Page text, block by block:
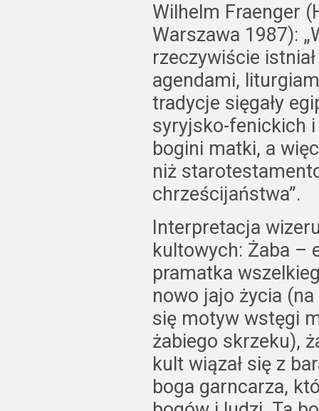
Wilhelm Fraenger
Warszawa 1987):
rzeczywiście
agendami,
tradycje sięgały
syryjsko-fenickich
bogini matki, a
niż
chrześcijaństwa”.
Interpretacja
kultowych: Żaba –
pramatka
nowo jajo życia
się motyw wstęgi
żabiego skrzeku),
kult wiązał się z
boga garncarza,